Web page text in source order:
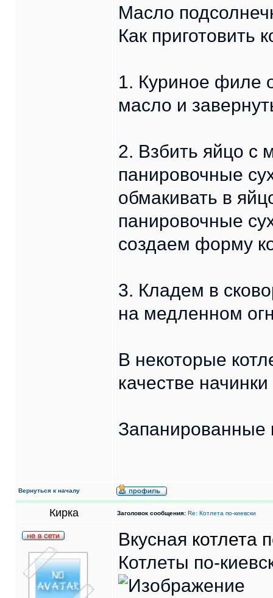
Масло
Как приготовить
1. Куриное филе
масло и
2. Взбить яйцо с
панировочные
обмакивать в
панировочные
создаем форму
3. Кладем в
на медленном
В некоторые
качестве
Запанированные
Вернуться к началу
Кирка Заголовок сообщения: Re: Котлета по-киевски
Вкусная котлета
Котлеты по-